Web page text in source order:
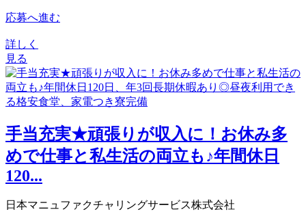
応募へ進む
詳しく
見る
手当充実★頑張りが収入に！お休み多
めで仕事と私生活の両立も♪年間休日
120...
日本マニュファクチャリングサービス株式会社